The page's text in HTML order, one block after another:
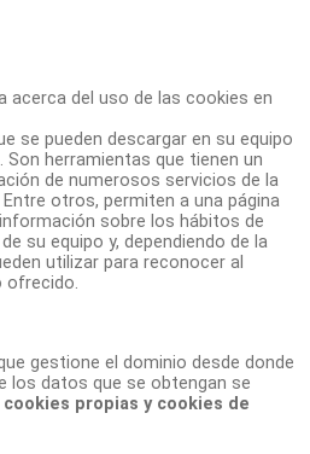
acerca del uso de las cookies en
se pueden descargar en su equipo
Son herramientas que tienen un
de numerosos servicios de la
otros, permiten a una página
sobre los hábitos de
su equipo y, dependiendo de la
utilizar para reconocer al
ofrecido.
gestione el dominio desde donde
los datos que se obtengan se
cookies propias y cookies de